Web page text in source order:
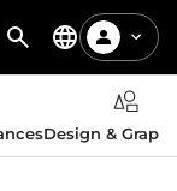
Design &